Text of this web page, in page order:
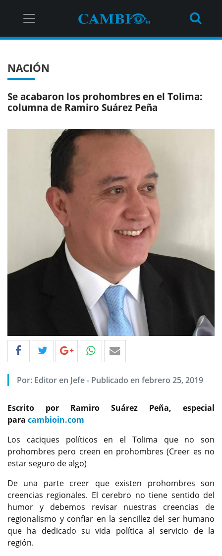
NACIÓN
Se acabaron los prohombres en el Tolima:
columna de Ramiro Suárez Peña
Por: Editor en Jefe - Publicado en febrero 25, 2019
Escrito por Ramiro Suárez Peña, especial
para cambioin.com
Los caciques políticos en el Tolima que no son
prohombres pero creen en prohombres (Creer es no
estar seguro de algo)
De una parte creer que existen prohombres son
creencias regionales. El cerebro no tiene sentido del
humor y debemos revisar nuestras creencias de
regionalismo y confiar en la sencillez del ser humano
que ha dedicado su vida política al servicio de la
región.